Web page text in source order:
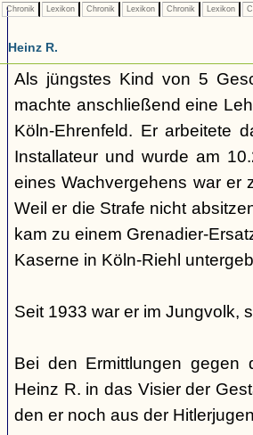
Chronik Lexikon Chronik Lexikon Chronik Lexikon
Heinz R.
Als jüngstes Kind von 5
machte anschließend eine
Köln-Ehrenfeld. Er arbeitete
Installateur und wurde am
eines Wachvergehens war er
Weil er die Strafe nicht
kam zu einem Grenadier-
Kaserne in Köln-Riehl
Seit 1933 war er im Jungvolk,
Bei den Ermittlungen gegen
Heinz R. in das Visier der
den er noch aus der